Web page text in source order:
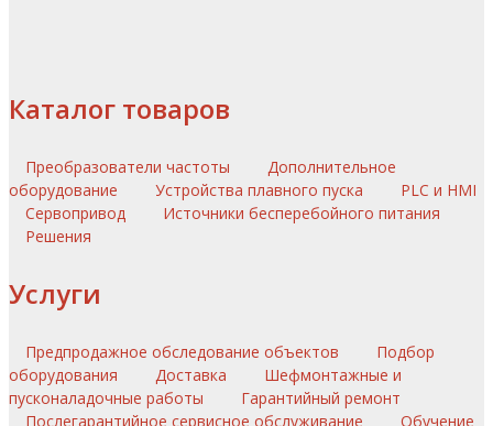
Каталог товаров
Преобразователи частоты
Дополнительное
оборудование
Устройства плавного пуска
PLC и HMI
Сервопривод
Источники бесперебойного питания
Решения
Услуги
Предпродажное обследование объектов
Подбор
оборудования
Доставка
Шефмонтажные и
пусконаладочные работы
Гарантийный ремонт
Послегарантийное сервисное обслуживание
Обучение